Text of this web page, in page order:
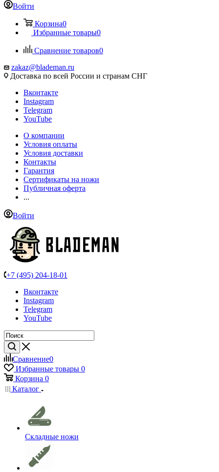
Войти
Корзина0
Избранные товары0
Сравнение товаров0
zakaz@blademan.ru
Доставка по всей России и странам СНГ
Вконтакте
Instagram
Telegram
YouTube
О компании
Условия оплаты
Условия доставки
Контакты
Гарантия
Сертификаты на ножи
Публичная оферта
...
Войти
+7 (495) 204-18-01
Вконтакте
Instagram
Telegram
YouTube
Сравнение0
Избранные товары 0
Корзина 0
Каталог
Складные ножи